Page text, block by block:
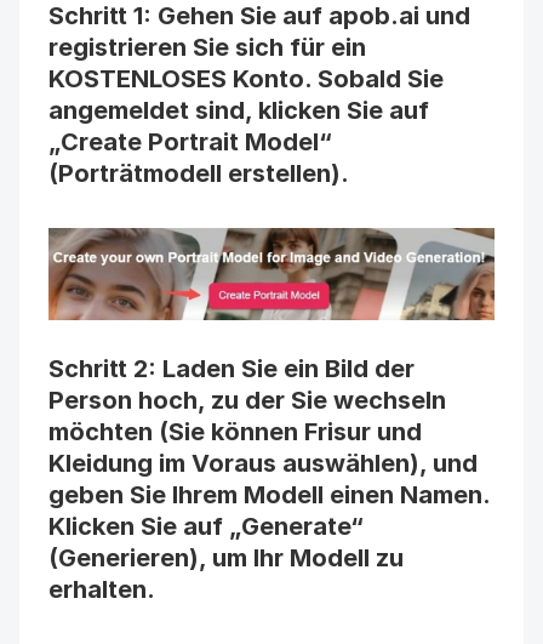
Schritt 1: Gehen Sie auf apob.ai und
registrieren Sie sich für ein
KOSTENLOSES Konto. Sobald Sie
angemeldet sind, klicken Sie auf
„Create Portrait Model“
(Porträtmodell erstellen).
Schritt 2: Laden Sie ein Bild der
Person hoch, zu der Sie wechseln
möchten (Sie können Frisur und
Kleidung im Voraus auswählen), und
geben Sie Ihrem Modell einen Namen.
Klicken Sie auf „Generate“
(Generieren), um Ihr Modell zu
erhalten.